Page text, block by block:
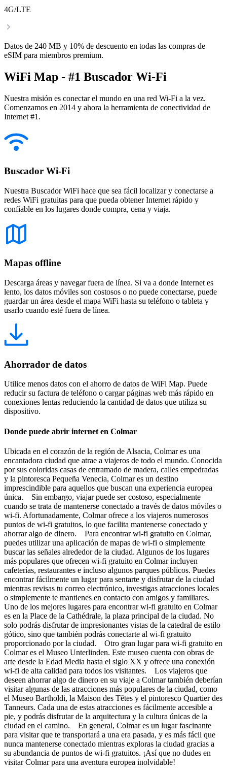
4G/LTE
Datos de 240 MB y 10% de descuento en todas las compras de
eSIM para miembros premium.
WiFi Map - #1 Buscador Wi-Fi
Nuestra misión es conectar el mundo en una red Wi-Fi a la vez.
Comenzamos en 2014 y ahora la herramienta de conectividad de
Internet #1.
Buscador Wi-Fi
Nuestra Buscador WiFi hace que sea fácil localizar y conectarse a
redes WiFi gratuitas para que pueda obtener Internet rápido y
confiable en los lugares donde compra, cena y viaja.
Mapas offline
Descarga áreas y navegar fuera de línea. Si va a donde Internet es
lento, los datos móviles son costosos o no puede conectarse, puede
guardar un área desde el mapa WiFi hasta su teléfono o tableta y
usarlo cuando esté fuera de línea.
Ahorrador de datos
Utilice menos datos con el ahorro de datos de WiFi Map. Puede
reducir su factura de teléfono o cargar páginas web más rápido en
conexiones lentas reduciendo la cantidad de datos que utiliza su
dispositivo.
Donde puede abrir internet en Colmar
Ubicada en el corazón de la región de Alsacia, Colmar es una
encantadora ciudad que atrae a viajeros de todo el mundo. Conocida
por sus coloridas casas de entramado de madera, calles empedradas
y la pintoresca Pequeña Venecia, Colmar es un destino
imprescindible para aquellos que buscan una experiencia europea
única. Sin embargo, viajar puede ser costoso, especialmente
cuando se trata de mantenerse conectado a través de datos móviles o
wi-fi. Afortunadamente, Colmar ofrece a los viajeros numerosos
puntos de wi-fi gratuitos, lo que facilita mantenerse conectado y
ahorrar algo de dinero. Para encontrar wi-fi gratuito en Colmar,
puedes utilizar una aplicación de mapas de wi-fi o simplemente
buscar las señales alrededor de la ciudad. Algunos de los lugares
más populares que ofrecen wi-fi gratuito en Colmar incluyen
cafeterías, restaurantes e incluso algunos parques públicos. Puedes
encontrar fácilmente un lugar para sentarte y disfrutar de la ciudad
mientras revisas tu correo electrónico, investigas atracciones locales
o simplemente te mantienes en contacto con amigos y familiares.
Uno de los mejores lugares para encontrar wi-fi gratuito en Colmar
es en la Place de la Cathédrale, la plaza principal de la ciudad. No
solo podrás disfrutar de impresionantes vistas de la catedral de estilo
gótico, sino que también podrás conectarte al wi-fi gratuito
proporcionado por la ciudad. Otro gran lugar para wi-fi gratuito en
Colmar es el Museo Unterlinden. Este museo cuenta con obras de
arte desde la Edad Media hasta el siglo XX y ofrece una conexión
wi-fi de alta calidad para todos los visitantes. Los viajeros que
deseen ahorrar algo de dinero en su viaje a Colmar también deberían
visitar algunas de las atracciones más populares de la ciudad, como
el Museo Bartholdi, la Maison des Têtes y el pintoresco Quartier des
Tanneurs. Cada una de estas atracciones es fácilmente accesible a
pie, y podrás disfrutar de la arquitectura y la cultura únicas de la
ciudad en el camino. En general, Colmar es un lugar fascinante
para visitar que te transportará a una era pasada, y es más fácil que
nunca mantenerse conectado mientras exploras la ciudad gracias a
su abundancia de puntos de wi-fi gratuitos. ¡Así que no dudes en
visitar Colmar para una aventura europea inolvidable!